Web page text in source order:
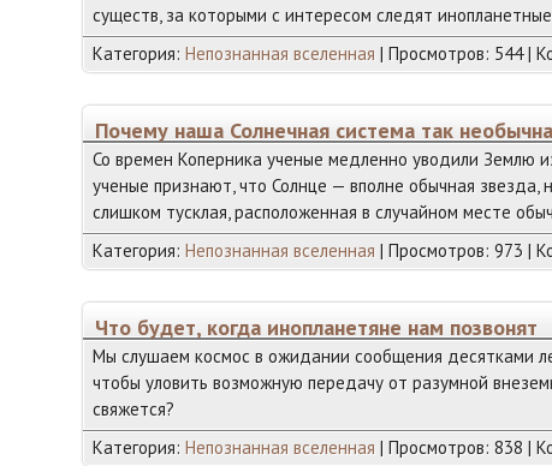
существ, за которыми с интересом следят
Категория:Непознанная вселенная | Просмотров: 544 |
Почему наша Солнечная система так необычна
Со времен Коперника ученые медленно уводили Землю
ученые признают, что Солнце — вполне обычная звезда,
слишком тусклая, расположенная в случайном месте
Категория:Непознанная вселенная | Просмотров: 973 |
Что будет, когда инопланетяне нам позвонят
Мы слушаем космос в ожидании сообщения десятками
чтобы уловить возможную передачу от разумной
свяжется?
Категория:Непознанная вселенная | Просмотров: 838 |